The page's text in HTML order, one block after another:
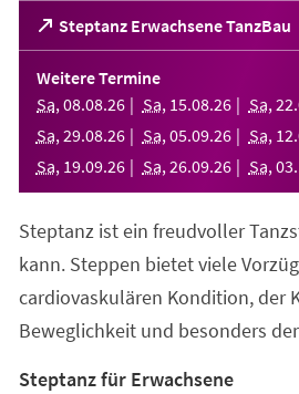
Steptanz Erwachsene TanzBau
(Öffnet
in
einem
neuen
Tab)
Weitere Termine
Sa, 08.08.26 Sa, 15.08.26 Sa, 22.
Sa, 29.08.26 Sa, 05.09.26 Sa, 12.
Sa, 19.09.26 Sa, 26.09.26 Sa, 03.
Steptanz ist ein freudvoller
kann. Steppen bietet viele
cardiovaskulären Kondition, der
Beweglichkeit und besonders
Steptanz für Erwachsene